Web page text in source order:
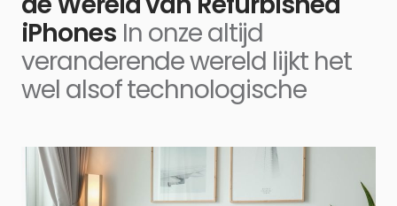
iPhones In onze altijd
veranderende wereld lijkt het
wel alsof technologische